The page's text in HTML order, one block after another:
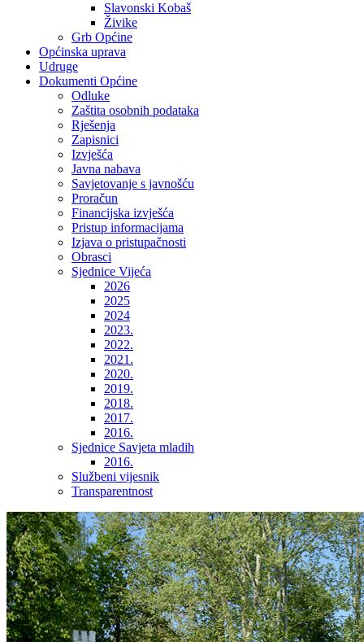
Slavonski Kobaš
Živike
Grb Općine
Općinska uprava
Udruge
Dokumenti Općine
Odluke
Zaštita osobnih podataka
Rješenja
Zapisnici
Izvješća
Javna nabava
Savjetovanje s javnošću
Proračun
Financijska izvješća
Pristup informacijama
Izjava o pristupačnosti
Obrasci
Sjednice Vijeća
2026
2025
2024
2023.
2022.
2021.
2020.
2019.
2018.
2017.
2016.
Sjednice Savjeta mladih
2016.
Službeni vijesnik
Transparentnost